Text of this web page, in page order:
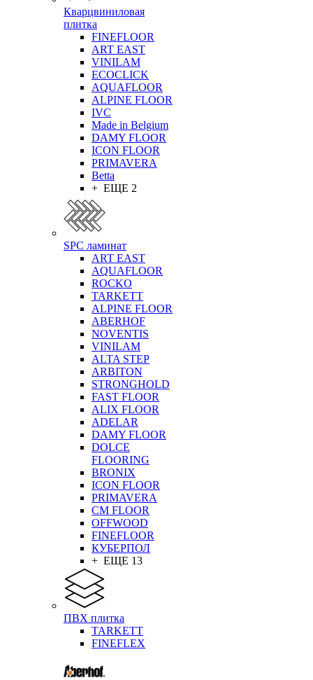
Кварцвиниловая
плитка
FINEFLOOR
ART EAST
VINILAM
ECOCLICK
AQUAFLOOR
ALPINE FLOOR
IVC
Made in Belgium
DAMY FLOOR
ICON FLOOR
PRIMAVERA
Betta
+ ЕЩЕ 2
SPC ламинат
ART EAST
AQUAFLOOR
ROCKO
TARKETT
ALPINE FLOOR
ABERHOF
NOVENTIS
VINILAM
ALTA STEP
ARBITON
STRONGHOLD
FAST FLOOR
ALIX FLOOR
ADELAR
DAMY FLOOR
DOLCE
FLOORING
BRONIX
ICON FLOOR
PRIMAVERA
CM FLOOR
OFFWOOD
FINEFLOOR
КУБЕРПОЛ
+ ЕЩЕ 13
ПВХ плитка
TARKETT
FINEFLEX